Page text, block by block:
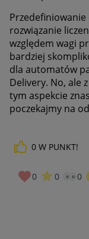
Przedefiniowanie
rozwiązanie
względem wagi
bardziej
dla automatów
Delivery. No, ale
tym aspekcie
poczekajmy na
0 W PUNKT!
0 0 0